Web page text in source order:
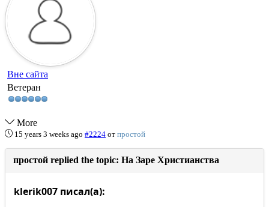
Вне сайта
Ветеран
More
15 years 3 weeks ago #2224 от простой
простой replied the topic: На Заре Христианства
klerik007 писал(а):